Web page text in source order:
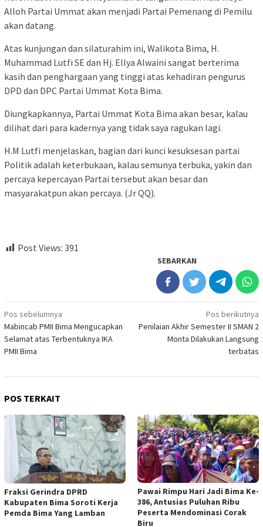
Alloh Partai Ummat akan menjadi Partai Pemenang di Pemilu
akan datang.
Atas kunjungan dan silaturahim ini, Walikota Bima, H.
Muhammad Lutfi SE dan Hj. Ellya Alwaini sangat berterima
kasih dan penghargaan yang tinggi atas kehadiran pengurus
DPD dan DPC Partai Ummat Kota Bima.
Diungkapkannya, Partai Ummat Kota Bima akan besar, kalau
dilihat dari para kadernya yang tidak saya ragukan lagi.
H.M Lutfi menjelaskan, bagian dari kunci kesuksesan partai
Politik adalah keterbukaan, kalau semunya terbuka, yakin dan
percaya kepercayan Partai tersebut akan besar dan
masyarakatpun akan percaya. (Jr QQ).
Post Views: 391
SEBARKAN
Navigasi
pos
Pos sebelumnya
Mabincab PMII Bima Mengucapkan
Selamat atas Terbentuknya IKA
PMII Bima
Pos berikutnya
Penilaian Akhir Semester II SMAN 2
Monta Dilakukan Langsung
terbatas
POS TERKAIT
Fraksi Gerindra DPRD
Kabupaten Bima Soroti Kerja
Pemda Bima Yang Lamban
Pawai Rimpu Hari Jadi Bima Ke-
386, Antusias Puluhan Ribu
Peserta Mendominasi Corak
Biru